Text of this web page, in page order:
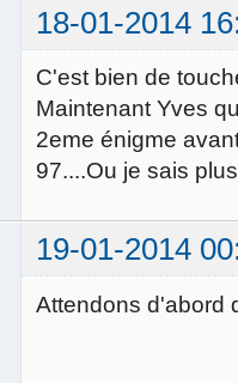
18-01-2014
C'est bien de
Maintenant Yves
2eme énigme
97....Ou je sais
19-01-2014
Attendons d'abord